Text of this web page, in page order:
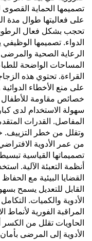
تصميمها الحماية القصوى
على فعاليتها طوال مدة
تحجب بشكل فعال الرطوبة
الدواء. تصميمها
الرعاية الصحية
المساحات الواضحة
القراءة. تحتوي هذه
على منع الأخطاء
خصائص مقاومة للأطفال
سهولة الاستخدام لدى
المفاصل. القدرات
وتقلل من خطر التزييف.
من عمر الأدوية
تصميماتها القياسية
أنظمة التعبئة الآلية.
القضايا البيئية مع
القابل للتعديل يسمح
الأدوية والكميات.
المراقبة الفورية لأنماط
الحاويات تقلل من
الأدوية إلى المرضى